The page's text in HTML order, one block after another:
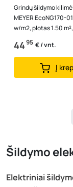
Grindų šildymo
MEYER EcoNG170-
w/m2, plotas 1.50
255 W
4495 € / vnt.
Į
Šildymo
Elektriniai